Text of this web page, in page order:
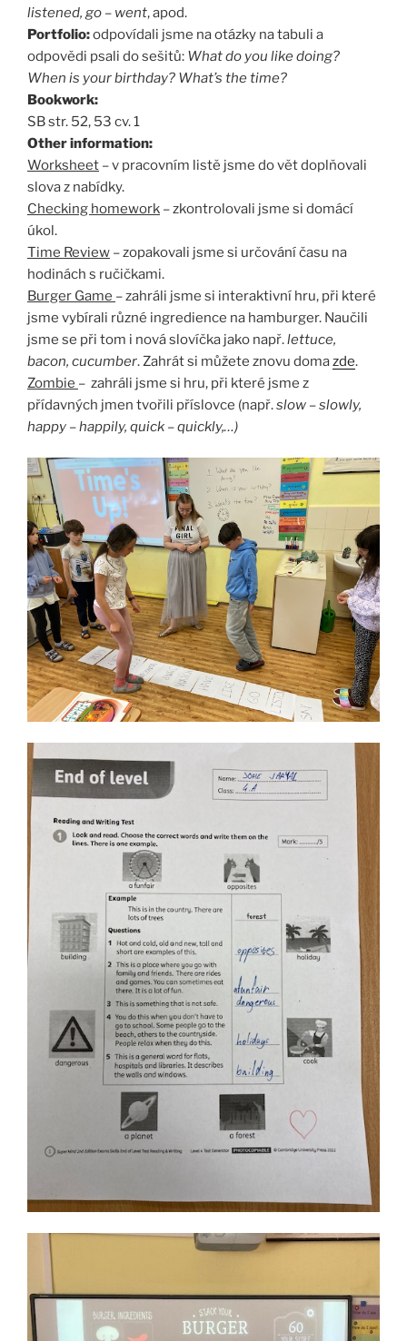
listened, go – went, apod.
Portfolio:odpovídali jsme na otázky na tabuli a
odpovědi psali do sešitů: What do you like doing?
When is your birthday? What’s the time?
Bookwork:
SB str. 52, 53 cv. 1
Other information:
Worksheet – v pracovním listě jsme do vět doplňovali
slova z nabídky.
Checking homework – zkontrolovali jsme si domácí
úkol.
Time Review – zopakovali jsme si určování času na
hodinách s ručičkami.
Burger Game – zahráli jsme si interaktivní hru, při které
jsme vybírali různé ingredience na hamburger. Naučili
jsme se při tom i nová slovíčka jako např.lettuce,
bacon, cucumber. Zahrát si můžete znovu domazde.
Zombie – zahráli jsme si hru, při které jsme z
přídavných jmen tvořili příslovce (např.slow – slowly,
happy – happily, quick – quickly,…)